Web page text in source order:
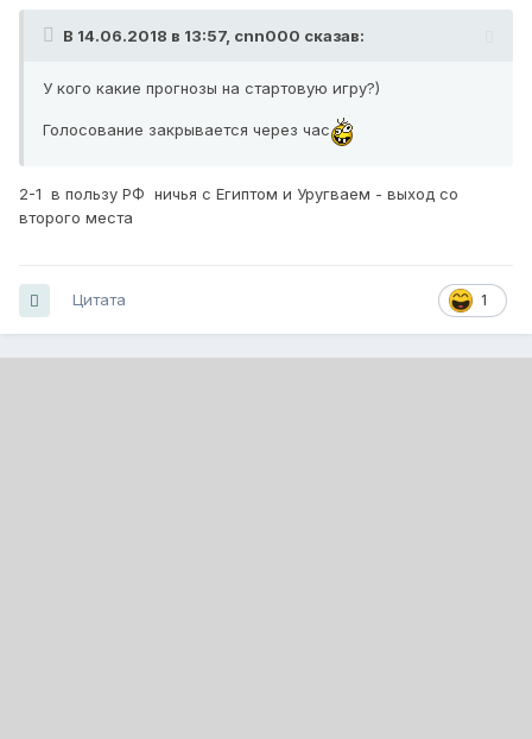
В 14.06.2018 в 13:57, cnn000 сказав:
У кого какие прогнозы на стартовую игру?)
Голосование закрывается через час
2-1 в пользу РФ ничья с Египтом и Уругваем - выход со
второго места
1
Цитата